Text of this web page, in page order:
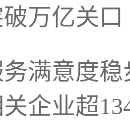
破万亿关口
满意度
企业超